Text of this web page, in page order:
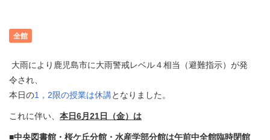
全館
大雨により鹿児島市に大雨警戒レベル４相当（避難指示）が発
令され、
本日の1，2限の授業は休講となりました。
これに伴い、 本日6月21日（金）は
■中央図書館・桜ケ丘分館・水産学部分館は午前中全館臨時閉館